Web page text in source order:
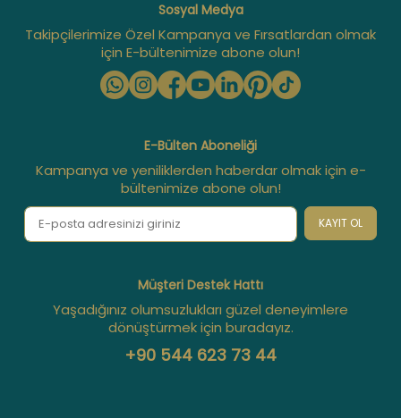
Sosyal Medya
Takipçilerimize Özel Kampanya ve Fırsatlardan olmak
için E-bültenimize abone olun!
E-Bülten Aboneliği
Kampanya ve yeniliklerden haberdar olmak için e-
bültenimize abone olun!
KAYIT OL
Müşteri Destek Hattı
Yaşadığınız olumsuzlukları güzel deneyimlere
dönüştürmek için buradayız.
+90 544 623 73 44